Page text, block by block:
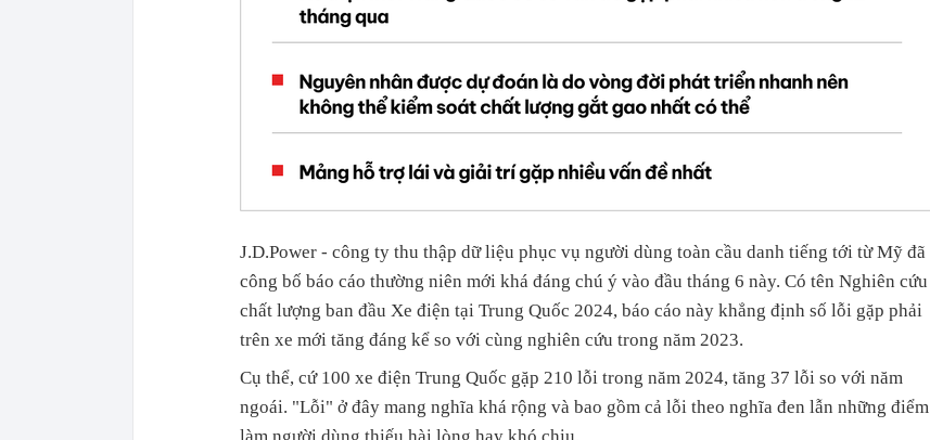
J.D.Power - công ty thu thập dữ liệu phục vụ người dùng toàn cầu danh tiếng tới từ Mỹ đã
công bố báo cáo thường niên mới khá đáng chú ý vào đầu tháng 6 này. Có tên Nghiên cứu
chất lượng ban đầu Xe điện tại Trung Quốc 2024, báo cáo này khẳng định số lỗi gặp phải
trên xe mới tăng đáng kể so với cùng nghiên cứu trong năm 2023.
Cụ thể, cứ 100 xe điện Trung Quốc gặp 210 lỗi trong năm 2024, tăng 37 lỗi so với năm
ngoái. "Lỗi" ở đây mang nghĩa khá rộng và bao gồm cả lỗi theo nghĩa đen lẫn những điểm